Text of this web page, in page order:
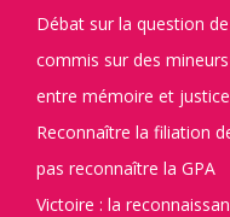
Débat sur la question
commis sur des
entre mémoire et justice
Reconnaître la filiation
pas reconnaître la GPA
Victoire : la